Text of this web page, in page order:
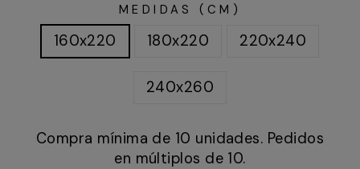
MEDIDAS (CM)
160x220 180x220 220x240
240x260
Compra mínima de 10 unidades. Pedidos
en múltiplos de 10.